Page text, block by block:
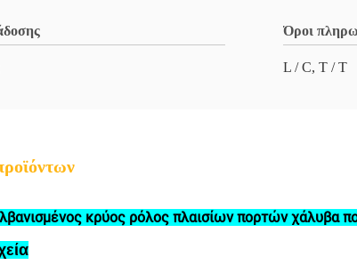
Όροι
L / C, T / T
κρύος ρόλος πλαισίων πορτών χάλυβα